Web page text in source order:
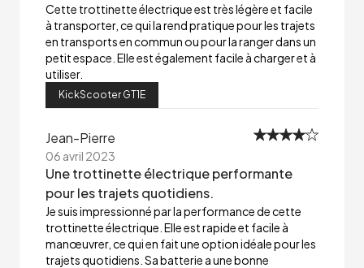
Cette trottinette électrique est très légère et facile
à transporter, ce qui la rend pratique pour les trajets
en transports en commun ou pour la ranger dans un
petit espace. Elle est également facile à charger et à
utiliser.
KickScooter GT1E
Jean-Pierre
06 avril 2023
Une trottinette électrique performante
pour les trajets quotidiens.
Je suis impressionné par la performance de cette
trottinette électrique. Elle est rapide et facile à
manœuvrer, ce qui en fait une option idéale pour les
trajets quotidiens. Sa batterie a une bonne